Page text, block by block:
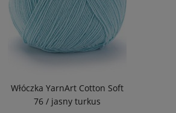
Włóczka YarnArt Cotton Soft
76 / jasny turkus